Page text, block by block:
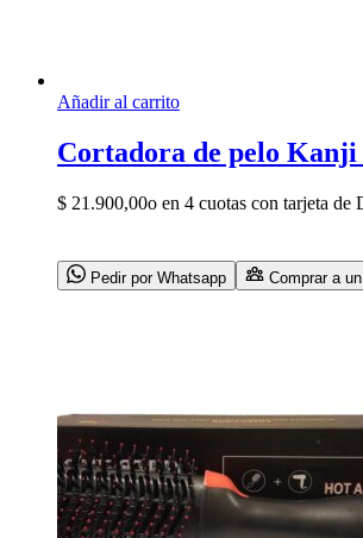
Añadir al carrito
Cortadora de pelo Kanji
$ 21.900,00o en 4 cuotas con tarjeta
Pedir por Whatsapp Comprar a